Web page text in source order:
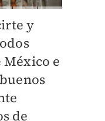
y
México e
de